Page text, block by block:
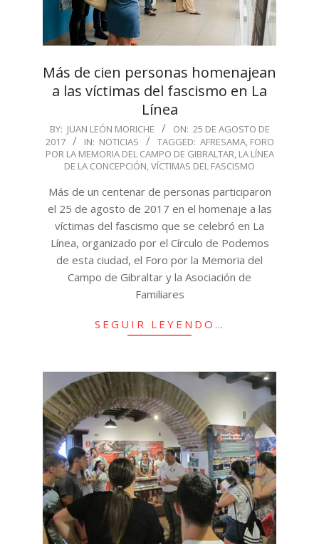
Más de cien personas homenajean
a las víctimas del fascismo en La
Línea
2017-
08-
25
BY: JUAN LEÓN MORICHE ON: 25 DE AGOSTO DE
2017
IN: NOTICIAS TAGGED: AFRESAMA, FORO
POR LA MEMORIA DEL CAMPO DE GIBRALTAR, LA LÍNEA
DE LA CONCEPCIÓN,VÍCTIMAS DEL FASCISMO
Más de un centenar de personas participaron
el 25 de agosto de 2017 en el homenaje a las
víctimas del fascismo que se celebró en La
Línea, organizado por el Círculo de Podemos
de esta ciudad, el Foro por la Memoria del
Campo de Gibraltar y la Asociación de
Familiares
SEGUIR LEYENDO…